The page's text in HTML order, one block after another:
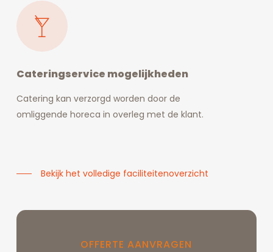
Cateringservice mogelijkheden
Catering kan verzorgd worden door de
omliggende horeca in overleg met de klant.
Bekijk het volledige faciliteitenoverzicht
OFFERTE AANVRAGEN